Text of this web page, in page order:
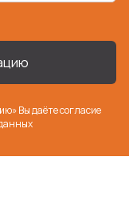
Вы даёте согласие